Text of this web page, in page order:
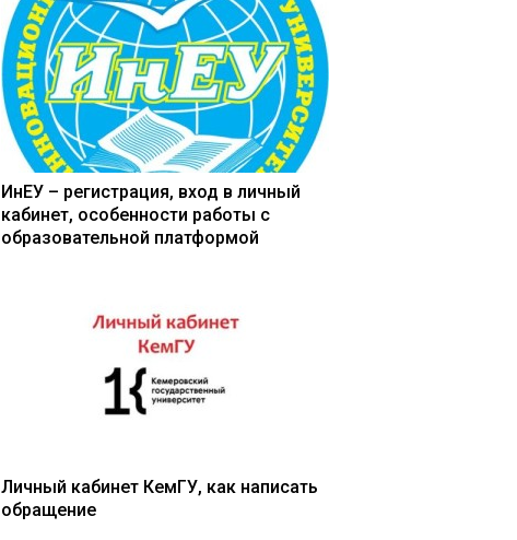
ИнЕУ – регистрация, вход в личный
кабинет, особенности работы с
образовательной платформой
Личный кабинет КемГУ, как написать
обращение